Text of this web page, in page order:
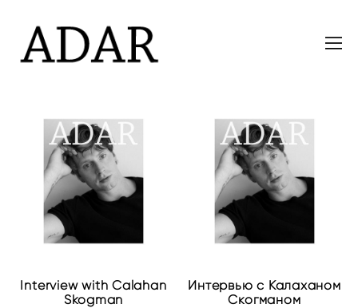
Interview with Calahan
Skogman
Интервью с Калаханом
Скогманом